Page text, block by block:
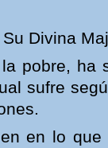
Divina
pobre, ha
sufre
en lo